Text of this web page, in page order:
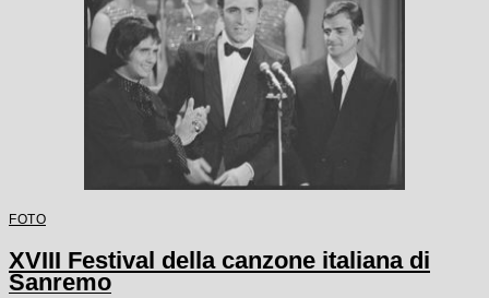
FOTO
XVIII Festival della canzone italiana di
Sanremo